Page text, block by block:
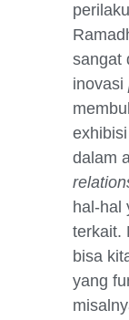
sangat
inovasi
dalam
hal-hal
terkait.
bisa
yang